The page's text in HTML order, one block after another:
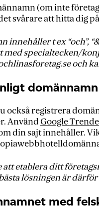
(om inte
svårare att hitta dig
innehåller t ex “och”,
med specialtecken/
och
domännamn
också registrera
Använd Google
din sajt innehåller.
att etablera ditt
lösningen är
med